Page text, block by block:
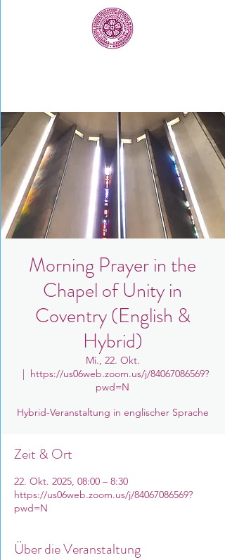
Morning Prayer in the
Chapel of Unity in
Coventry (English &
Hybrid)
Mi., 22. Okt.
  |
https://us06web.zoom.us/j/84067086569?
pwd=N
Hybrid-Veranstaltung in englischer Sprache
Zeit & Ort
22. Okt. 2025, 08:00 – 8:30
https://us06web.zoom.us/j/84067086569?
pwd=N
Über die Veranstaltung